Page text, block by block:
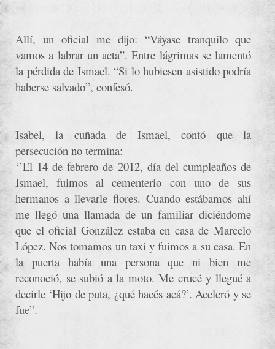
Allí, un oficial me dijo: “Váyase tranquilo que
vamos a labrar un acta”. Entre lágrimas se lamentó
la pérdida de Ismael. “Si lo hubiesen asistido podría
haberse salvado”, confesó.
Isabel, la cuñada de Ismael, contó que la
persecución no termina:
‘’El 14 de febrero de 2012, día del cumpleaños de
Ismael, fuimos al cementerio con uno de sus
hermanos a llevarle flores. Cuando estábamos ahí
me llegó una llamada de un familiar diciéndome
que el oficial González estaba en casa de Marcelo
López. Nos tomamos un taxi y fuimos a su casa. En
la puerta había una persona que ni bien me
reconoció, se subió a la moto. Me crucé y llegué a
decirle ‘Hijo de puta, ¿qué hacés acá?’. Aceleró y se
fue”.